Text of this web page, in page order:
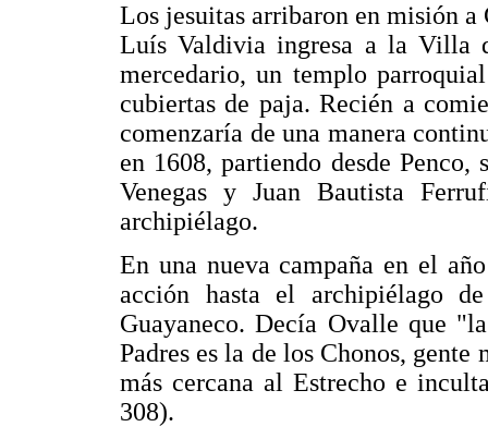
Los jesuitas arribaron en misión
Luís Valdivia ingresa a la Villa
mercedario, un templo
cubiertas de paja. Recién a
comenzaría de una manera
en 1608, partiendo desde
Venegas y Juan Bautista
archipiélago.
En una nueva campaña en el
acción hasta el archipiélago
Guayaneco. Decía Ovalle que
Padres es la de los Chonos, gente
más cercana al Estrecho e
308).